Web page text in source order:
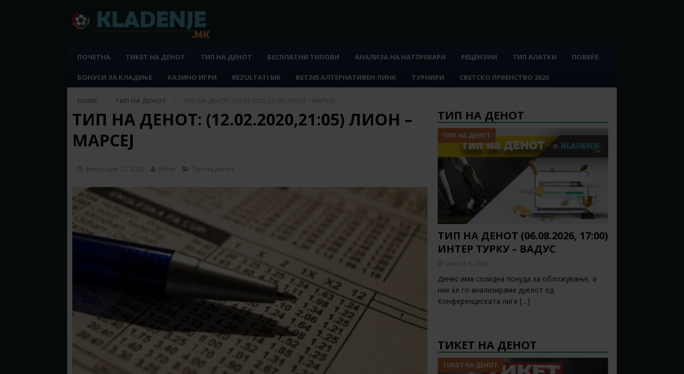
ПОЧЕТНА ТИКЕТ НА ДЕНОТ ТИП НА ДЕНОТ БЕСПЛАТНИ ТИПОВИ АНАЛИЗА НА НАТПРЕВАРИ РЕЦЕНЗИИ ТИП АЛАТКИ ПОВЕЌЕ
БОНУСИ ЗА КЛАДЕЊЕ КАЗИНО ИГРИ REZULTATI MK BET365 АЛТЕРНАТИВЕН ЛИНК ТУРНИРИ СВЕТСКО ПРВЕНСТВО 2026
HOME ТИП НА ДЕНОТ ТИП НА ДЕНОТ: (12.02.2020,21:05) ЛИОН – МАРСЕЈ
ТИП НА ДЕНОТ: (12.02.2020,21:05) ЛИОН –
МАРСЕЈ
февруари 12, 2020 Viktor Тип на денот
ТИП НА ДЕНОТ
ТИП НА ДЕНОТ
ТИП НА ДЕНОТ (06.08.2026, 17:00)
ИНТЕР ТУРКУ – ВАДУС
август 6, 2026
Денес има солидна понуда за обложување, а
ние ќе го анализираме дуелот од
Конференциската лига […]
ТИКЕТ НА ДЕНОТ
ТИКЕТ НА ДЕНОТ